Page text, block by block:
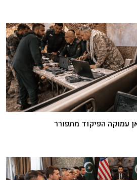
עמוקה הפיקוד מתפורר